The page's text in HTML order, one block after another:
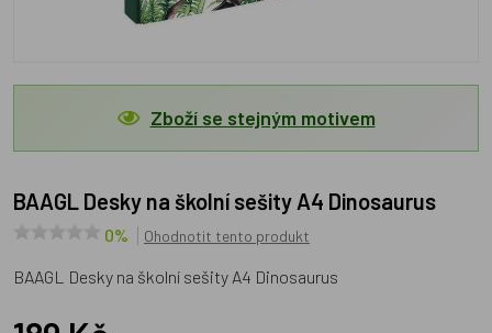
Zboží se stejným motivem
BAAGL Desky na školní sešity A4 Dinosaurus
0% Ohodnotit tento produkt
BAAGL Desky na školní sešity A4 Dinosaurus